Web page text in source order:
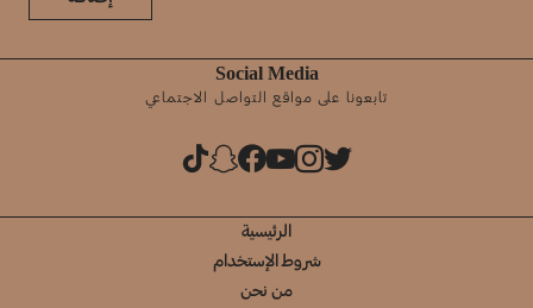
Social Media
تابعونا على مواقع التواصل الاجتماعي
الرئيسية
شروط الإستخدام
من نحن